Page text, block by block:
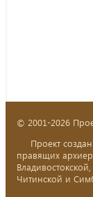
© 2001-2026
Проект создан
правящих
Читинской и